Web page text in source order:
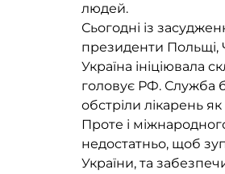
людей.
Сьогодні із
президенти Польщі,
Україна ініціювала
головує РФ. Служба
обстріли лікарень
Проте і
недостатньо, щоб
України, та